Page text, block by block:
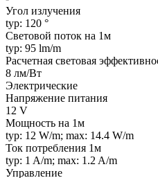
Угол излучения
typ: 120 °
Световой поток на 1м
typ: 95 lm/m
Расчетная световая
8 лм/Вт
Электрические
Напряжение питания
12 V
Мощность на 1м
typ: 12 W/m; max: 14.4 W/m
Ток потребления 1м
typ: 1 A/m; max: 1.2 A/m
Управление